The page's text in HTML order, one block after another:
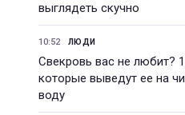
выглядеть скучно
10:52 ЛЮДИ
Свекровь вас не любит?
которые выведут ее на
воду